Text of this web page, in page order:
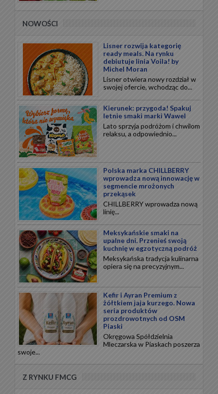
NOWOŚCI
Lisner rozwija kategorię
ready meals. Na rynku
debiutuje linia Voila! by
Michel Moran
Lisner otwiera nowy rozdział w
swojej ofercie, wchodząc do...
Kierunek: przygoda! Spakuj
letnie smaki marki Wawel
Lato sprzyja podróżom i chwilom
relaksu, a odpowiednio...
Polska marka CHILLBERRY
wprowadza nową innowację w
segmencie mrożonych
przekąsek
CHILLBERRY wprowadza nową
linię...
Meksykańskie smaki na
upalne dni. Przenieś swoją
kuchnię w egzotyczną podróż
Meksykańska tradycja kulinarna
opiera się na precyzyjnym...
Kefir i Ayran Premium z
żółtkiem jaja kurzego. Nowa
seria produktów
prozdrowotnych od OSM
Piaski
Okręgowa Spółdzielnia
Mleczarska w Piaskach poszerza
swoje...
Z RYNKU FMCG